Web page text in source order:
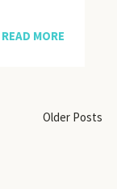
READ MORE
Older Posts